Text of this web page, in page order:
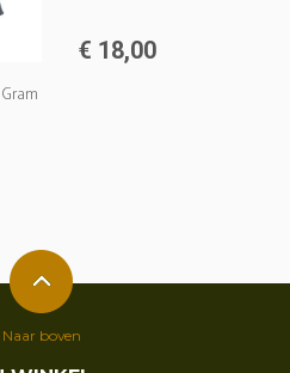
€ 18,00
Naar boven